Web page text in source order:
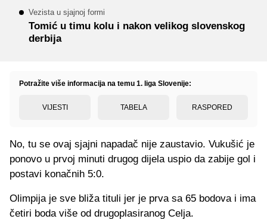
Vezista u sjajnoj formi
Tomić u timu kolu i nakon velikog slovenskog
derbija
Potražite više informacija na temu 1. liga Slovenije:
VIJESTI TABELA RASPORED
No, tu se ovaj sjajni napadač nije zaustavio. Vukušić je
ponovo u prvoj minuti drugog dijela uspio da zabije gol i
postavi konačnih 5:0.
Olimpija je sve bliža tituli jer je prva sa 65 bodova i ima
četiri boda više od drugoplasiranog Celja.